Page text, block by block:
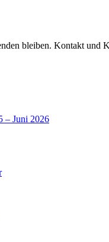
bleiben. Kontakt und
– Juni 2026